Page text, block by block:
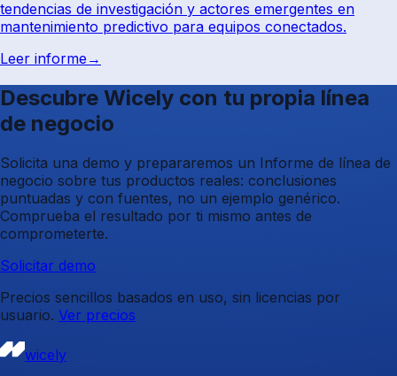
tendencias de investigación y actores emergentes en
mantenimiento predictivo para equipos conectados.
Leer informe →
Descubre Wicely con tu propia línea
de negocio
Solicita una demo y prepararemos un Informe de línea de
negocio sobre tus productos reales: conclusiones
puntuadas y con fuentes, no un ejemplo genérico.
Comprueba el resultado por ti mismo antes de
comprometerte.
Solicitar demo
Precios sencillos basados en uso, sin licencias por
usuario. Ver precios
wicely